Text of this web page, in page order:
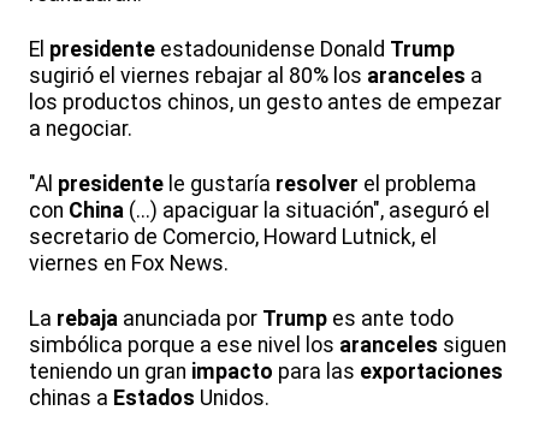
El presidente estadounidense Donald Trump
sugirió el viernes rebajar al 80% los aranceles a
los productos chinos, un gesto antes de empezar
a negociar.
"Al presidente le gustaría resolver el problema
con China (...) apaciguar la situación", aseguró el
secretario de Comercio, Howard Lutnick, el
viernes en Fox News.
La rebaja anunciada por Trump es ante todo
simbólica porque a ese nivel los aranceles siguen
teniendo un gran impacto para las exportaciones
chinas a Estados Unidos.